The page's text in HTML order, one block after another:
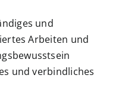
und
Arbeiten und
und verbindliches